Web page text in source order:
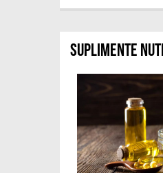
Suplimente